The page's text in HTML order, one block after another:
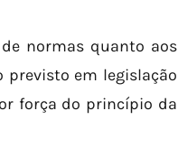
normas quanto aos
previsto em legislação
força do princípio da